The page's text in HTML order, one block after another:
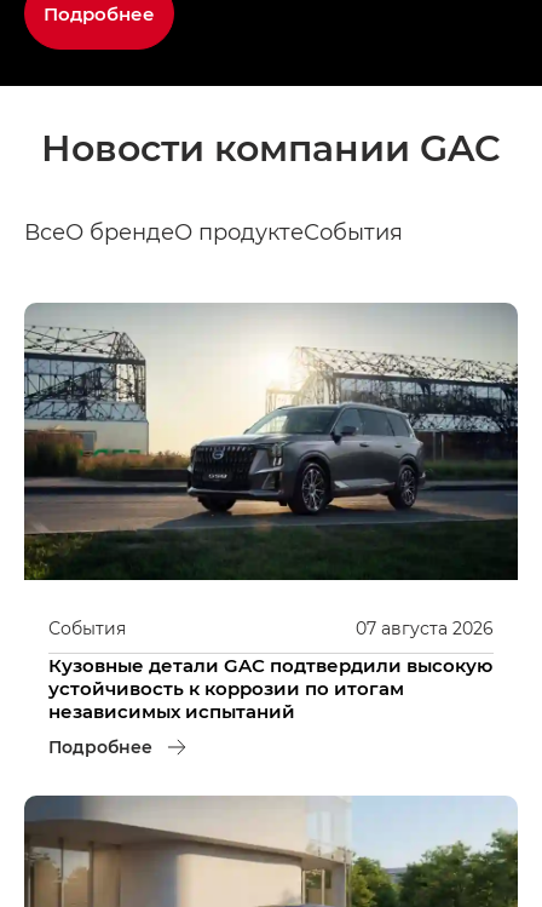
Подробнее
Новости компании GAC
ВсеО брендеО продуктеСобытия
07 августа 2026
События
Кузовные детали GAC подтвердили высокую
устойчивость к коррозии по итогам
независимых испытаний
Подробнее